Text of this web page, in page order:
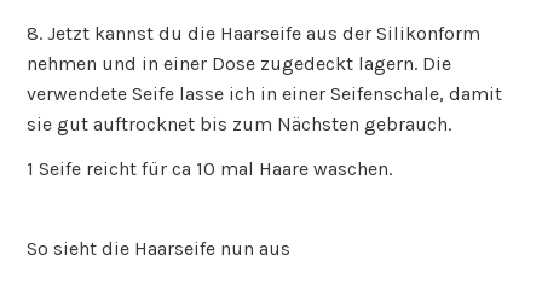
8. Jetzt kannst du die Haarseife aus der Silikonform
nehmen und in einer Dose zugedeckt lagern. Die
verwendete Seife lasse ich in einer Seifenschale, damit
sie gut auftrocknet bis zum Nächsten gebrauch.
1 Seife reicht für ca 10 mal Haare waschen.
So sieht die Haarseife nun aus